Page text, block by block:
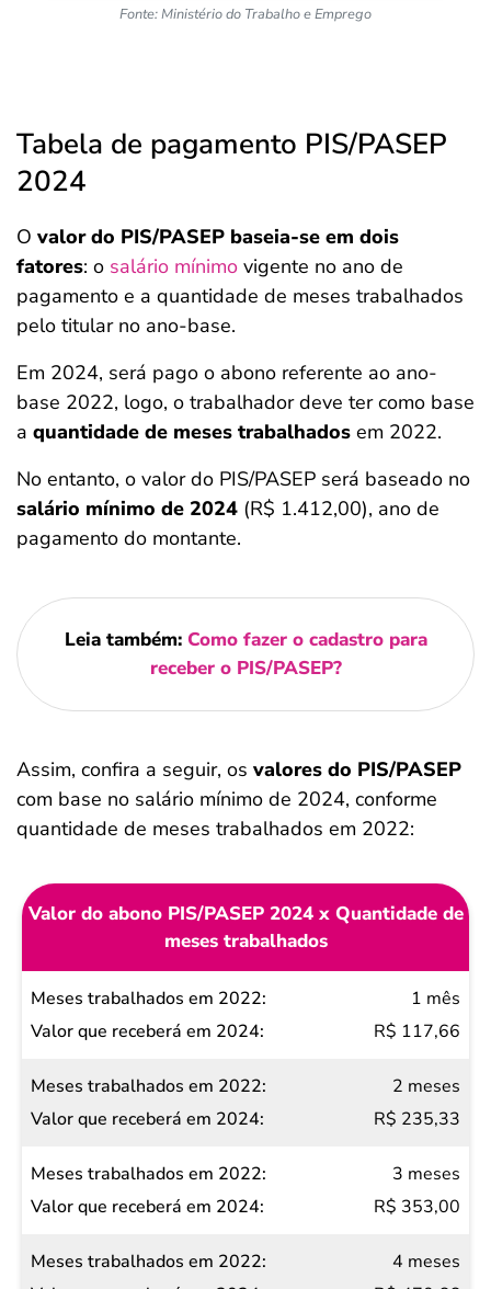
Fonte: Ministério do Trabalho e Emprego
Tabela de pagamento PIS/PASEP
2024
O valor do PIS/PASEP baseia-se em dois
fatores: o salário mínimo vigente no ano de
pagamento e a quantidade de meses trabalhados
pelo titular no ano-base.
Em 2024, será pago o abono referente ao ano-
base 2022, logo, o trabalhador deve ter como base
a quantidade de meses trabalhados em 2022.
No entanto, o valor do PIS/PASEP será baseado no
salário mínimo de 2024 (R$ 1.412,00), ano de
pagamento do montante.
Leia também:Como fazer o cadastro para
receber o PIS/PASEP?
Assim, confira a seguir, os valores do PIS/PASEP
com base no salário mínimo de 2024, conforme
quantidade de meses trabalhados em 2022:
Valor do abono PIS/PASEP 2024 x Quantidade de
meses trabalhados
Meses
trabalhados
Valor
que
receberá
em 2024
1 mês
R$ 117,66
2 meses
R$ 235,33
3 meses
R$ 353,00
4 meses